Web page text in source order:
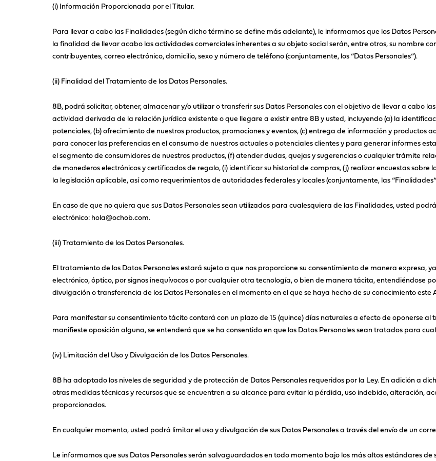
(i) Información Proporcionada por el Titular.
Para llevar a cabo las Finalidades (según dicho término se define más adelante), le informamos que los Datos
la finalidad de llevar acabo las actividades comerciales inherentes a su objeto social serán, entre otros, su nombre
contribuyentes, correo electrónico, domicilio, sexo y número de teléfono (conjuntamente, los “Datos Personales“).
(ii) Finalidad del Tratamiento de los Datos Personales.
8B, podrá solicitar, obtener, almacenar y/o utilizar o transferir sus Datos Personales con el objetivo de llevar a cabo
actividad derivada de la relación jurídica existente o que llegare a existir entre 8B y usted, incluyendo (a) la
potenciales, (b) ofrecimiento de nuestros productos, promociones y eventos, (c) entrega de información y productos
para conocer las preferencias en el consumo de nuestros actuales o potenciales clientes y para generar informes
el segmento de consumidores de nuestros productos, (f) atender dudas, quejas y sugerencias o cualquier trámite
de monederos electrónicos y certificados de regalo, (i) identificar su historial de compras, (j) realizar encuestas
la legislación aplicable, así como requerimientos de autoridades federales y locales (conjuntamente, las
En caso de que no quiera que sus Datos Personales sean utilizados para cualesquiera de las Finalidades, usted
electrónico: hola@ochob.com.
(iii) Tratamiento de los Datos Personales.
El tratamiento de los Datos Personales estará sujeto a que nos proporcione su consentimiento de manera expresa,
electrónico, óptico, por signos inequívocos o por cualquier otra tecnología, o bien de manera tácita, entendiéndose
divulgación o transferencia de los Datos Personales en el momento en el que se haya hecho de su conocimiento este
Para manifestar su consentimiento tácito contará con un plazo de 15 (quince) días naturales a efecto de oponerse al
manifieste oposición alguna, se entenderá que se ha consentido en que los Datos Personales sean tratados para
(iv) Limitación del Uso y Divulgación de los Datos Personales.
8B ha adoptado los niveles de seguridad y de protección de Datos Personales requeridos por la Ley. En adición a
otras medidas técnicas y recursos que se encuentren a su alcance para evitar la pérdida, uso indebido, alteración,
proporcionados.
En cualquier momento, usted podrá limitar el uso y divulgación de sus Datos Personales a través del envío de un
Le informamos que sus Datos Personales serán salvaguardados en todo momento bajo los más altos estándares